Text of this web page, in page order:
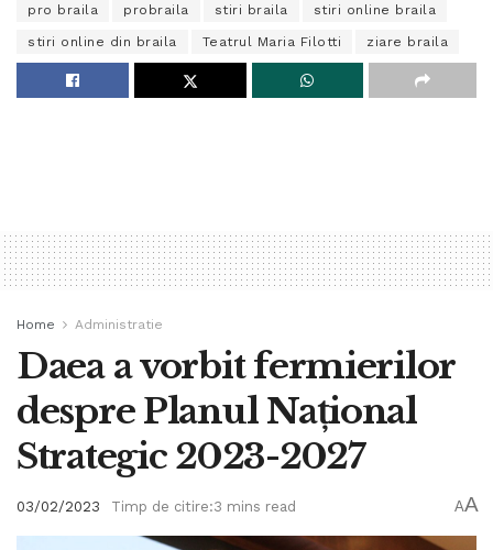
pro braila probraila stiri braila stiri online braila
stiri online din braila Teatrul Maria Filotti ziare braila
Home Administratie
Daea a vorbit fermierilor
despre Planul Național
Strategic 2023-2027
03/02/2023 Timp de citire:3 mins read AA